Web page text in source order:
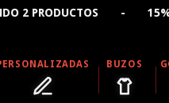
LLEVANDO 4
BUZOS